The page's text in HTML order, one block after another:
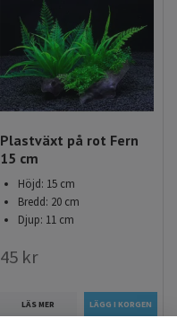
Plastväxt på rot Fern
15 cm
Höjd: 15 cm
Bredd: 20 cm
Djup: 11 cm
45 kr
LÄS MER